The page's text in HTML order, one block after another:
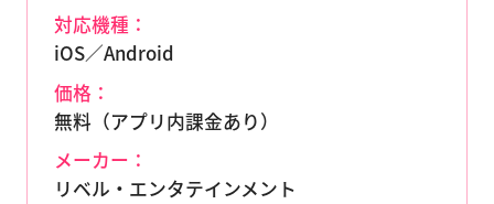
対応機種：
iOS／Android
価格：
無料（アプリ内課金あり）
メーカー：
リベル・エンタテインメント